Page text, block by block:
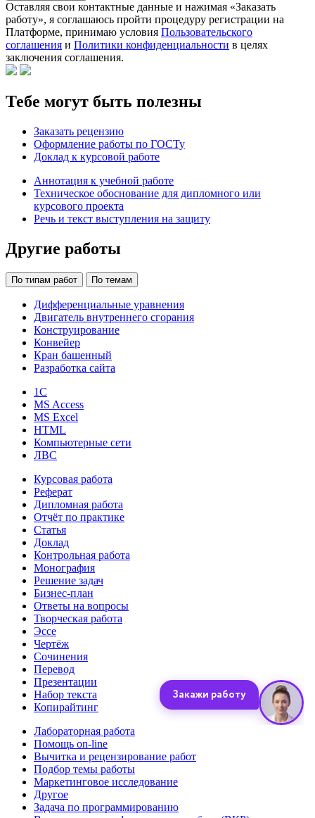
Оставляя свои контактные данные и нажимая «Заказать
работу», я соглашаюсь пройти процедуру регистрации на
Платформе, принимаю условия Пользовательского
соглашения и Политики конфиденциальности в целях
заключения соглашения.
Тебе могут быть полезны
Заказать рецензию
Оформление работы по ГОСТу
Доклад к курсовой работе
Аннотация к учебной работе
Техническое обоснование для дипломного или
курсового проекта
Речь и текст выступления на защиту
Другие работы
По типам работ По темам
Дифференциальные уравнения
Двигатель внутреннего сгорания
Конструирование
Конвейер
Кран башенный
Разработка сайта
1С
MS Access
MS Excel
HTML
Компьютерные сети
ЛВС
Курсовая работа
Реферат
Дипломная работа
Отчёт по практике
Статья
Доклад
Контрольная работа
Монография
Решение задач
Бизнес-план
Ответы на вопросы
Творческая работа
Эссе
Чертёж
Сочинения
Перевод
Презентации
Набор текста
Копирайтинг
Лабораторная работа
Помощь on-line
Вычитка и рецензирование работ
Подбор темы работы
Маркетинговое исследование
Другое
Задача по программированию